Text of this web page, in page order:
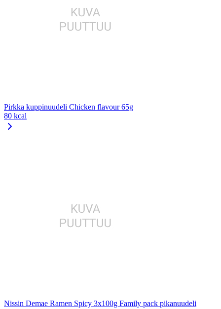
Pirkka kuppinuudeli Chicken flavour 65g
80 kcal
Nissin Demae Ramen Spicy 3x100g Family pack pikanuudeli